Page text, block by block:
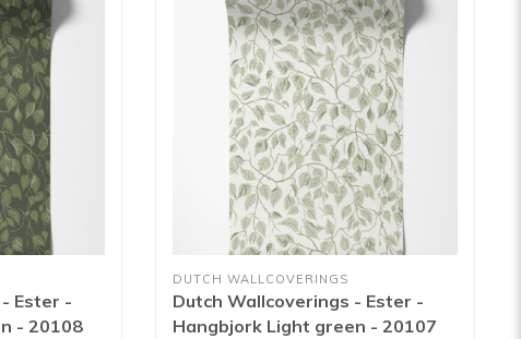
Ester -
- 20108
DUTCH WALLCOVERINGS
Dutch Wallcoverings - Ester -
Hangbjork Light green - 20107